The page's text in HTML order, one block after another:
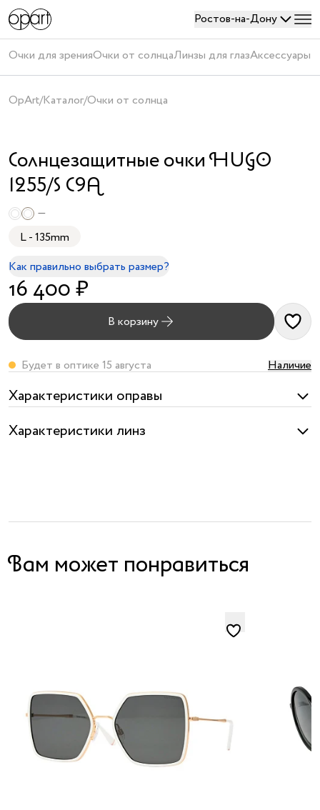
Ростов-на-Дону
Очки для зренияОчки от солнцаЛинзы для глазАксессуары
Войти
или
создать
Создавая
аккаунт,
условия
публичного
договора
иполитики
обработки
персональных
данных
OpArt/Каталог/Очки от солнца
Солнцезащитные очки HUGO
1255/S C9A
—
L - 135mm
Как правильно выбрать размер?
16 400 ₽
В корзину
Будет в оптике 15 августа Наличие
Характеристики оправы
Характеристики линз
Вам может понравиться